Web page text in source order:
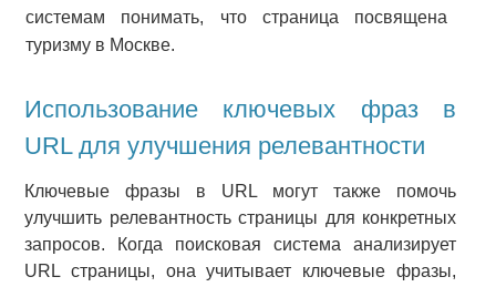
системам понимать, что страница посвящена
туризму в Москве.
Использование ключевых фраз в
URL для улучшения релевантности
Ключевые фразы в URL могут также помочь
улучшить релевантность страницы для конкретных
запросов. Когда поисковая система анализирует
URL страницы, она учитывает ключевые фразы,